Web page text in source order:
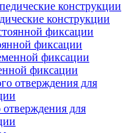
конструкции
фиксации
фиксации
для